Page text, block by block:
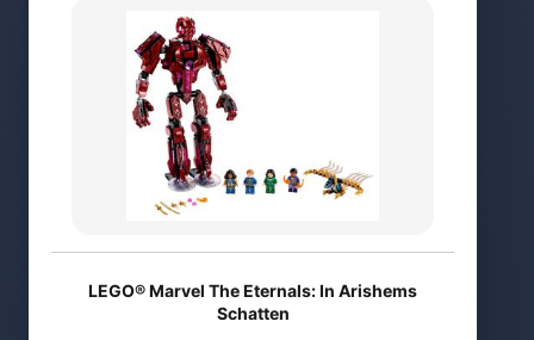
LEGO® Marvel The Eternals: In Arishems
Schatten